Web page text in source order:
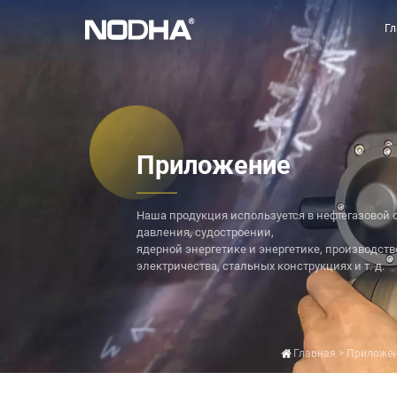
Приложение
Наша продукция используется в нефтегазовой
давления, судостроении,
ядерной энергетике и энергетике,
электричества, стальных конструкциях и т. д.
Главная >